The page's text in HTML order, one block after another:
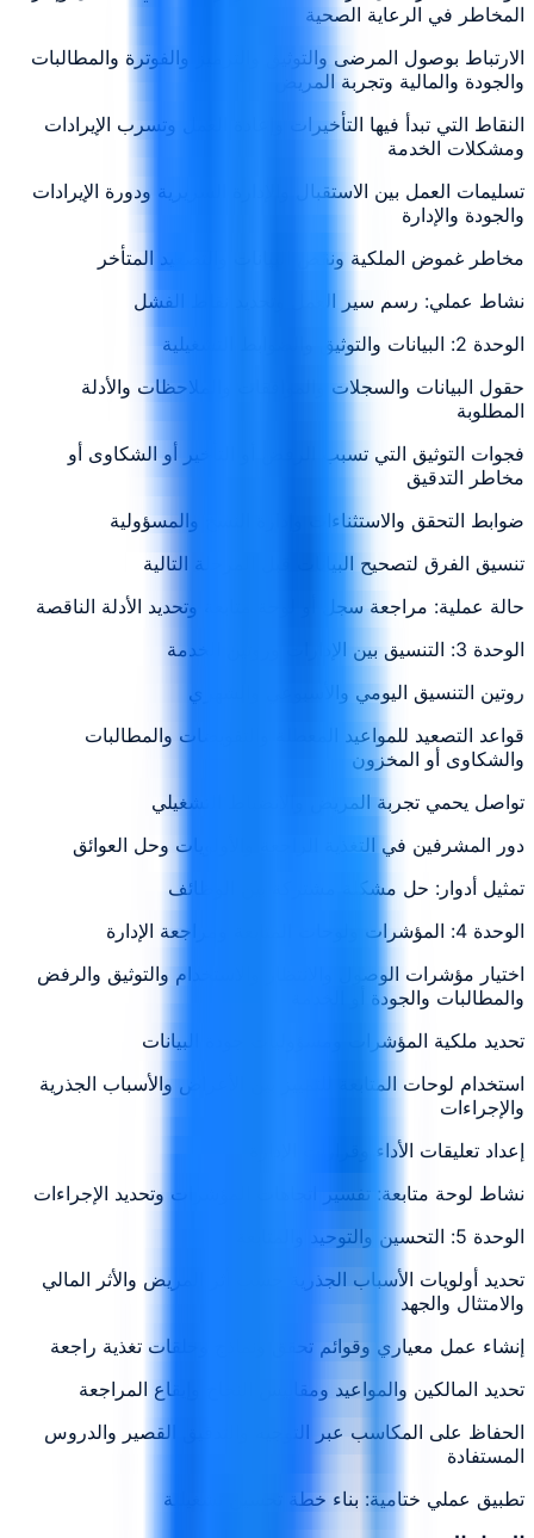
المخاطر في الرعاية الصحية
الارتباط بوصول المرضى والتوثيق والترميز والفوترة والمطالبات
والجودة والمالية وتجربة المريض
النقاط التي تبدأ فيها التأخيرات وإعادة العمل وتسرب الإيرادات
ومشكلات الخدمة
تسليمات العمل بين الاستقبال والإدارة السريرية ودورة الإيرادات
والجودة والإدارة
مخاطر غموض الملكية ونقص البيانات والتصعيد المتأخر
نشاط عملي: رسم سير العمل وتحديد نقاط الفشل
الوحدة 2: البيانات والتوثيق والضوابط التشغيلية
حقول البيانات والسجلات والموافقات والملاحظات والأدلة
المطلوبة
فجوات التوثيق التي تسبب الرفض أو التأخير أو الشكاوى أو
مخاطر التدقيق
ضوابط التحقق والاستثناءات وإدارة النسخ والمسؤولية
تنسيق الفرق لتصحيح البيانات قبل المرحلة التالية
حالة عملية: مراجعة سجل أو لوحة متابعة وتحديد الأدلة الناقصة
الوحدة 3: التنسيق بين الإدارات وروتين الخدمة
روتين التنسيق اليومي والأسبوعي والشهري
قواعد التصعيد للمواعيد المعطلة والتفويضات والمطالبات
والشكاوى أو المخزون
تواصل يحمي تجربة المريض والانضباط التشغيلي
دور المشرفين في التغذية الراجعة والأولويات وحل العوائق
تمثيل أدوار: حل مشكلة مشتركة بين الوظائف
الوحدة 4: المؤشرات ولوحات المتابعة ومراجعة الإدارة
اختيار مؤشرات الوصول والانتظار والاستخدام والتوثيق والرفض
والمطالبات والجودة أو الخدمة
تحديد ملكية المؤشرات ومسؤوليات جودة البيانات
استخدام لوحات المتابعة للتمييز بين الأعراض والأسباب الجذرية
والإجراءات
إعداد تعليقات الأداء وقرارات الإدارة
نشاط لوحة متابعة: تفسير اتجاهات المؤشرات وتحديد الإجراءات
الوحدة 5: التحسين والتوحيد والمتابعة
تحديد أولويات الأسباب الجذرية حسب أثر المريض والأثر المالي
والامتثال والجهد
إنشاء عمل معياري وقوائم تحقق ونماذج وحلقات تغذية راجعة
تحديد المالكين والمواعيد ومقاييس النجاح وإيقاع المراجعة
الحفاظ على المكاسب عبر التوجيه والتدقيق القصير والدروس
المستفادة
تطبيق عملي ختامية: بناء خطة تحسين تشغيلية